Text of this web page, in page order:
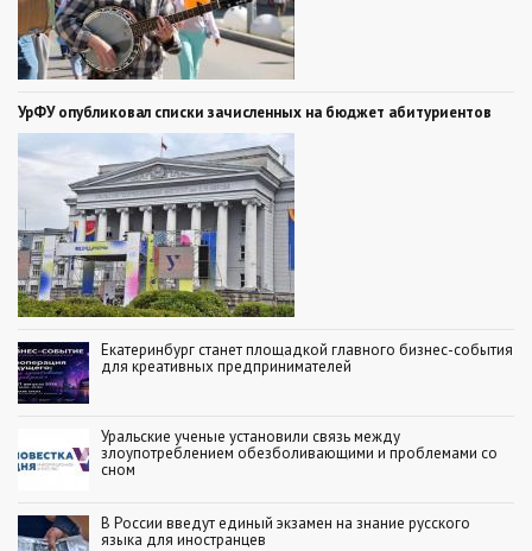
УрФУ опубликовал списки зачисленных на бюджет абитуриентов
Екатеринбург станет площадкой главного бизнес-события
для креативных предпринимателей
Уральские ученые установили связь между
злоупотреблением обезболивающими и проблемами со
сном
В России введут единый экзамен на знание русского
языка для иностранцев